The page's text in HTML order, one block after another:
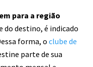
para a região
destino, é indicado
forma, o clube de
parte de sua